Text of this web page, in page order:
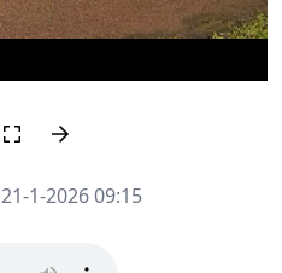
21-1-2026 09:15